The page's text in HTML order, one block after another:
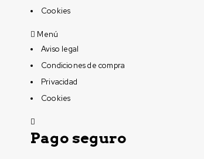
Cookies
Menú
Aviso legal
Condiciones de compra
Privacidad
Cookies
Pago seguro